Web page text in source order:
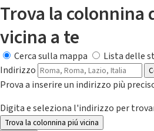
Trova la colonnina
vicina a te
Cerca sulla mappa
Lista delle
Indirizzo
Prova a inserire un indirizzo più
Digita e seleziona l'indirizzo per
Trova la colonnina piú vicina